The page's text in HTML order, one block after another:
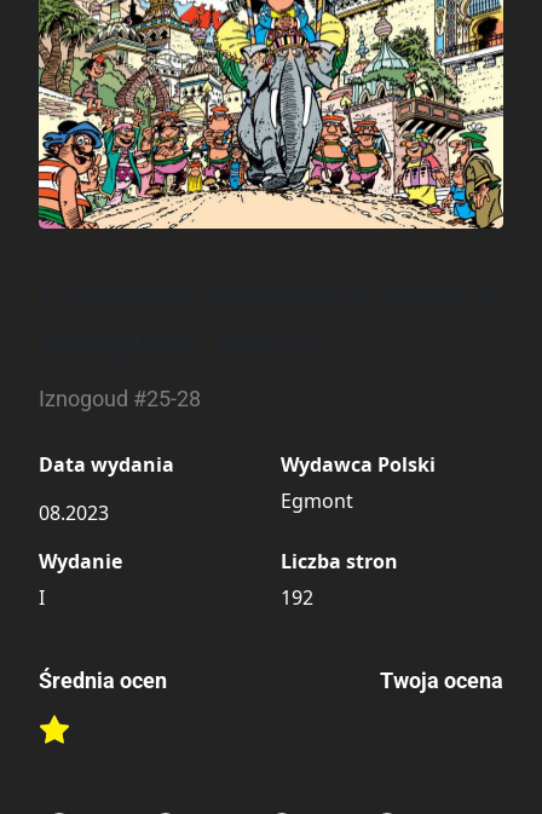
Iznogoud #25-28
Data wydania
08.2023
Wydawca Polski
Egmont
Wydanie
I
Liczba stron
192
Średnia ocen
Rate this item:
Twoja ocena